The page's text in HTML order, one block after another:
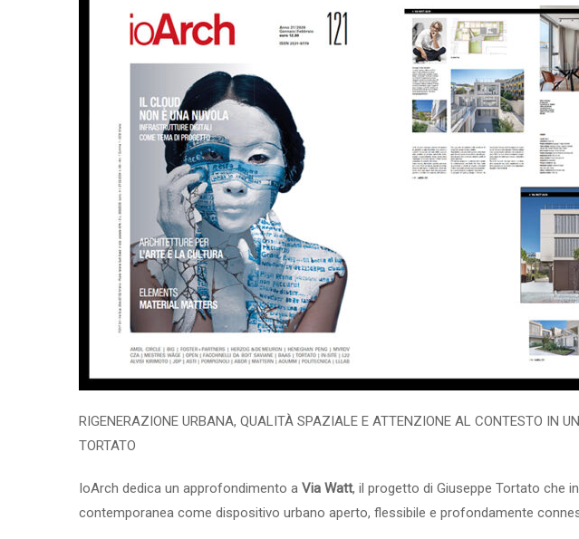
RIGENERAZIONE URBANA, QUALITÀ SPAZIALE E ATTENZIONE AL CONTESTO IN
TORTATO
IoArch dedica un approfondimento a Via Watt, il progetto di Giuseppe Tortato che
contemporanea come dispositivo urbano aperto, flessibile e profondamente